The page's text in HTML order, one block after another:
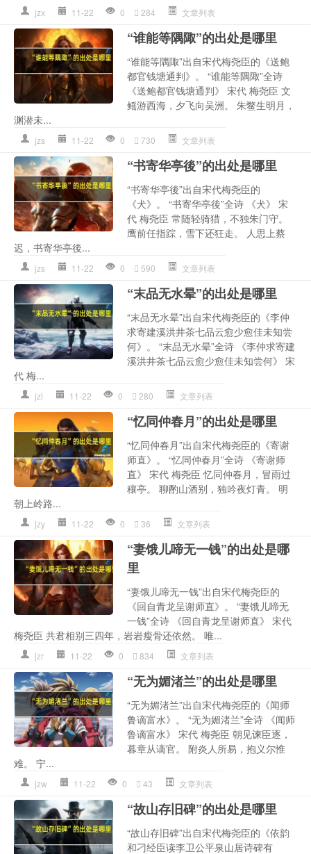
jzx 11-22 0 284 文章列表
“谁能等隅陬”的出处是哪里
“谁能等隅陬”出自宋代梅尧臣的《送鲍
都官钱塘通判》。 “谁能等隅陬”全诗
《送鲍都官钱塘通判》 宋代 梅尧臣 文
鳐游西海，夕飞向吴洲。 朱鳖生明月，
渊潜未...
jzs 11-22 0 730 文章列表
“书寄华亭後”的出处是哪里
“书寄华亭後”出自宋代梅尧臣的
《犬》。 “书寄华亭後”全诗 《犬》 宋
代 梅尧臣 常随轻骑猎，不独朱门守。
鹰前任指踪，雪下还狂走。 人思上蔡
迟，书寄华亭後...
jzs 11-22 0 590 文章列表
“末品无水晕”的出处是哪里
“末品无水晕”出自宋代梅尧臣的《李仲
求寄建溪洪井茶七品云愈少愈佳未知尝
何》。 “末品无水晕”全诗 《李仲求寄建
溪洪井茶七品云愈少愈佳未知尝何》 宋
代 梅...
jzl 11-22 0 280 文章列表
“忆同仲春月”的出处是哪里
“忆同仲春月”出自宋代梅尧臣的《寄谢
师直》。 “忆同仲春月”全诗 《寄谢师
直》 宋代 梅尧臣 忆同仲春月，冒雨过
穰亭。 聊酌山酒别，独吟夜灯青。 明
朝上岭路...
jzy 11-22 0 36 文章列表
“妻饿儿啼无一钱”的出处是哪
里
“妻饿儿啼无一钱”出自宋代梅尧臣的
《回自青龙呈谢师直》。 “妻饿儿啼无
一钱”全诗 《回自青龙呈谢师直》 宋代
梅尧臣 共君相别三四年，岩岩瘦骨还依然。 唯...
jzr 11-22 0 834 文章列表
“无为媚渚兰”的出处是哪里
“无为媚渚兰”出自宋代梅尧臣的《闻师
鲁谪富水》。 “无为媚渚兰”全诗 《闻师
鲁谪富水》 宋代 梅尧臣 朝见谏臣逐，
暮章从谪官。 附炎人所易，抱义尔惟
难。 宁...
jzw 11-22 0 43 文章列表
“故山存旧碑”的出处是哪里
“故山存旧碑”出自宋代梅尧臣的《依韵
和刁经臣读李卫公平泉山居诗碑有